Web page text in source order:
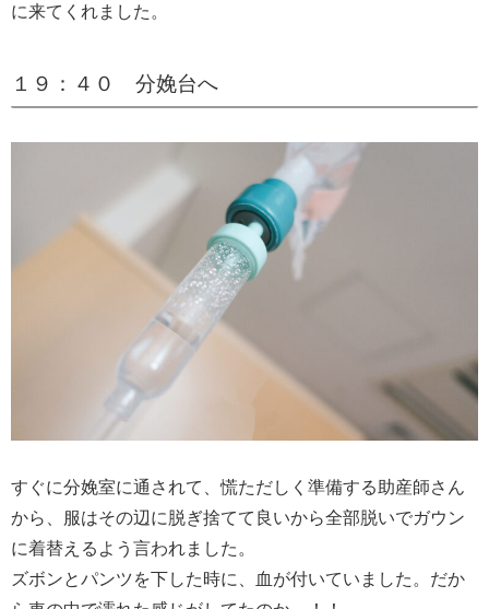
に来てくれました。
１９：４０ 分娩台へ
すぐに分娩室に通されて、慌ただしく準備する助産師さん
から、服はその辺に脱ぎ捨てて良いから全部脱いでガウン
に着替えるよう言われました。
ズボンとパンツを下した時に、血が付いていました。だか